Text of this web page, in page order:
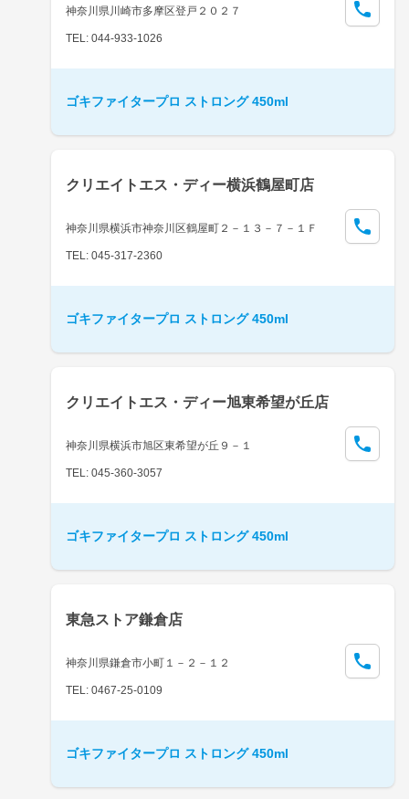
神奈川県川崎市多摩区登戸２０２７
TEL: 044-933-1026
ゴキファイタープロ ストロング 450ml
クリエイトエス・ディー横浜鶴屋町店
神奈川県横浜市神奈川区鶴屋町２－１３－７－１Ｆ
TEL: 045-317-2360
ゴキファイタープロ ストロング 450ml
クリエイトエス・ディー旭東希望が丘店
神奈川県横浜市旭区東希望が丘９－１
TEL: 045-360-3057
ゴキファイタープロ ストロング 450ml
東急ストア鎌倉店
神奈川県鎌倉市小町１－２－１２
TEL: 0467-25-0109
ゴキファイタープロ ストロング 450ml